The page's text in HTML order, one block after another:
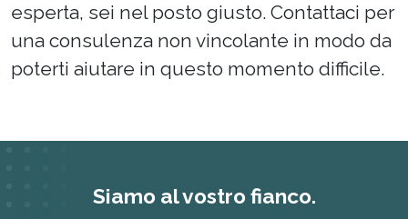
esperta, sei nel posto giusto. Contattaci per
una consulenza non vincolante in modo da
poterti aiutare in questo momento difficile.
Siamo al vostro fianco.